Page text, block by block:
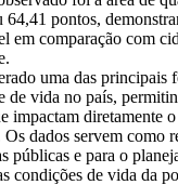
64,41 pontos,
em comparação com
uma das principais
de vida no país,
impactam diretamente
dados servem como
públicas e para o
condições de vida da